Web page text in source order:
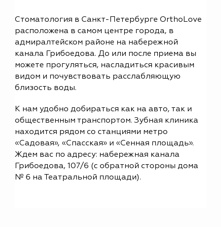
Стоматология в Санкт-Петербурге OrthoLove
расположена в самом центре города, в
адмиралтейском районе на набережной
канала Грибоедова. До или после приема вы
можете прогуляться, насладиться красивым
видом и почувствовать расслабляющую
близость воды.
К нам удобно добираться как на авто, так и
общественным транспортом. Зубная клиника
находится рядом со станциями метро
«Садовая», «Спасская» и «Сенная площадь».
Ждем вас по адресу: набережная канала
Грибоедова, 107/6 (с обратной стороны дома
№ 6 на Театральной площади).